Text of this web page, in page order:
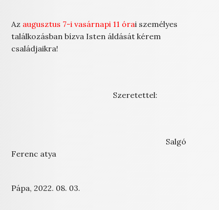
Azaugusztus 7-i vasárnapi 11 órai személyes
találkozásban bízva Isten áldását kérem
családjaikra!
Szeretettel:
Salgó
Ferenc atya
Pápa, 2022. 08. 03.